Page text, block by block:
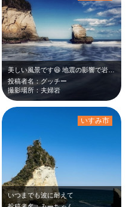
美しい風景です😆 地震の影響で岩のアーチがなくなってしまったみたいで残念です…
投稿者名：グッチー
撮影場所：夫婦岩
いつまでも波に耐えて
いすみ市